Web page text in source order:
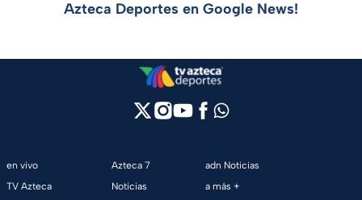
Azteca Deportes en Google News!
en vivo
TV Azteca
Azteca 7
Noticias
adn Noticias
a más +